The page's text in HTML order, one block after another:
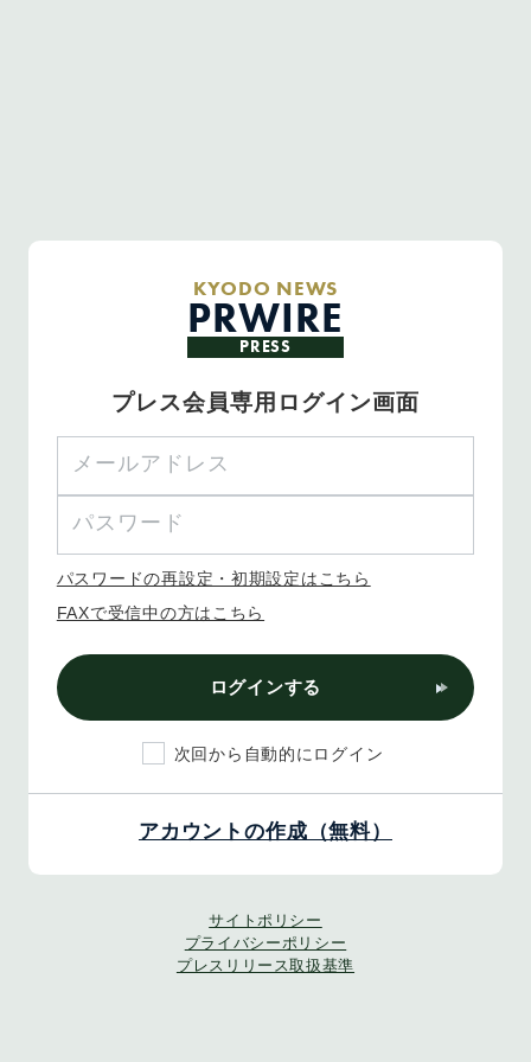
KYODO NEWS
PRWIRE
PRESS
プレス会員専用ログイン画面
パスワードの再設定・初期設定はこちら
FAXで受信中の方はこちら
ログインする
次回から自動的にログイン
アカウントの作成（無料）
サイトポリシー
プライバシーポリシー
プレスリリース取扱基準